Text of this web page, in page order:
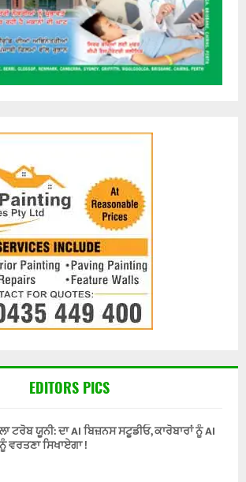
EDITORS PICS
ਲਾ ਟਰੋਬ ਯੂਨੀ: ਦਾ AI ਬਿਜ਼ਨਸ ਸਟੂਡੀਓ, ਕਾਰੋਬਾਰਾਂ ਨੂੰ AI
ਨੂੰ ਵਰਤਣਾ ਸਿਖਾਏਗਾ !